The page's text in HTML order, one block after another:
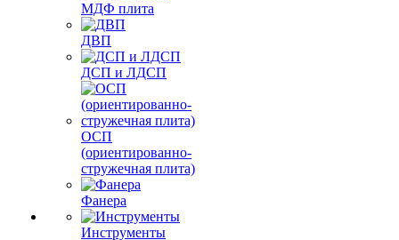
МДФ плита
ДВП
ДСП и ЛДСП
ОСП
(ориентированно-
стружечная плита)
Фанера
Инструменты